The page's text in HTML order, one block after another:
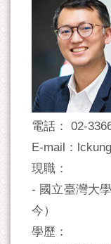
電話： 02-
E-mail：
現職：
- 國立臺灣大
今）
學歷：